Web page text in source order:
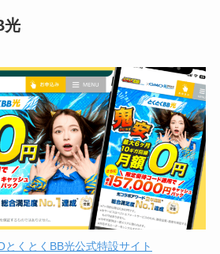
光
とくとくBB光公式特設サイト